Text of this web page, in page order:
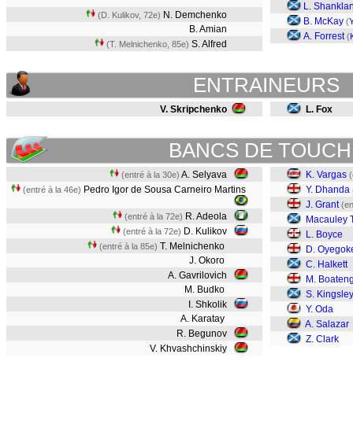
(D. Kulikov, 72e) N. Demchenko
B. Amian
(T. Melnichenko, 85e) S. Alfred
L.
B. McKay (
A. Forrest (
ENTRAINEURS
V. Skripchenko L. Fox
BANCS DE
(entré à la 30e) A. Selyava
(entré à la 46e) Pedro Igor de Sousa Carneiro Martins
(entré à la 72e) R. Adeola
(entré à la 72e) D. Kulikov
(entré à la 85e) T. Melnichenko
J. Okoro
A. Gavrilovich
M. Budko
I. Shkolik
A. Karatay
R. Begunov
V. Khvashchinskiy
K. Vargas
Y. Dhanda
J. Grant
Macauley
L. Boyce
D.
C. Halkett
M.
S. Kingsley
Y. Oda
A. Salazar
Z. Clark